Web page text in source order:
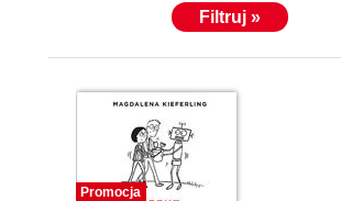
Filtruj »
Promocja